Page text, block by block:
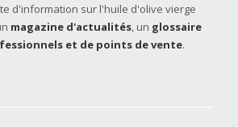
d'information sur l'huile d'olive vierge
magazine d'actualités, un glossaire
et de points de vente.